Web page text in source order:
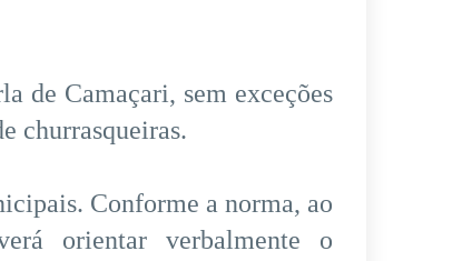
de Camaçari, sem exceções
churrasqueiras.
Conforme a norma, ao
orientar verbalmente o